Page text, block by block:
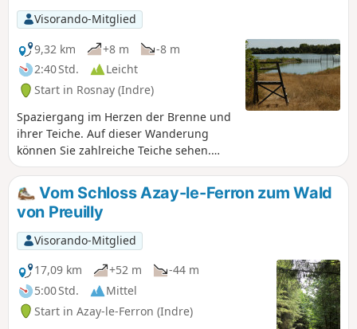
Visorando-Mitglied
9,32 km
+8 m
-8 m
2:40 Std.
Leicht
Start in Rosnay (Indre)
Spaziergang im Herzen der Brenne und
ihrer Teiche. Auf dieser Wanderung
können Sie zahlreiche Teiche sehen.
Machen Sie ruhig einen Abstecher zum
Étang de la Gabrière und zum Étang de
Gabriau.Vom Schloss Azay-le-Ferron zum Wald
von Preuilly
Visorando-Mitglied
17,09 km
+52 m
-44 m
5:00 Std.
Mittel
Start in Azay-le-Ferron (Indre)